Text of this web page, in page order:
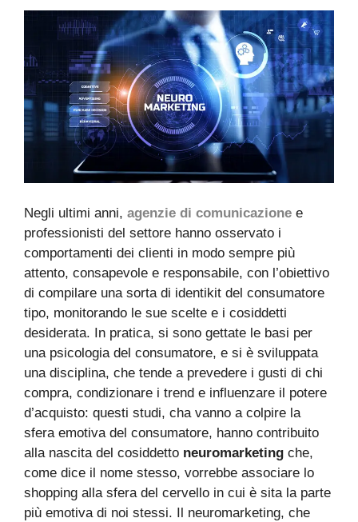
Negli ultimi anni, agenzie di comunicazione e
professionisti del settore hanno osservato i
comportamenti dei clienti in modo sempre più
attento, consapevole e responsabile, con l’obiettivo
di compilare una sorta di identikit del consumatore
tipo, monitorando le sue scelte e i cosiddetti
desiderata. In pratica, si sono gettate le basi per
una psicologia del consumatore, e si è sviluppata
una disciplina, che tende a prevedere i gusti di chi
compra, condizionare i trend e influenzare il potere
d’acquisto: questi studi, cha vanno a colpire la
sfera emotiva del consumatore, hanno contribuito
alla nascita del cosiddetto neuromarketing che,
come dice il nome stesso, vorrebbe associare lo
shopping alla sfera del cervello in cui è sita la parte
più emotiva di noi stessi. Il neuromarketing, che